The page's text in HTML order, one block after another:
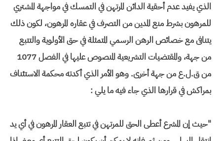
الذي يفيد عدم أحقية الدائن المرتهن في التمسك في مواجهة المشتري
للمرهون بشرط منع المدين من التصرف في عقاره المرهون، لكون ذلك
يتنافى مع خصائص الرهن الرسمي المتمثلة في حق الأولوية والتتبع
من جهة، والمقتضيات التشريعية المنصوص عليها في الفصل 1077
من ق.ل.ع من جهة أخرى. وهو الأمر الذي أكدته محكمة الاستئناف
بمراكش في قرارها الذي جاء فيه ما يلي :
"حيث إن المشرع أعطى الحق للمرتهن في تتبع العقار المرهون في أي يد